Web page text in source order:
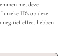
met deze
unieke ID's op deze
negatief effect hebben